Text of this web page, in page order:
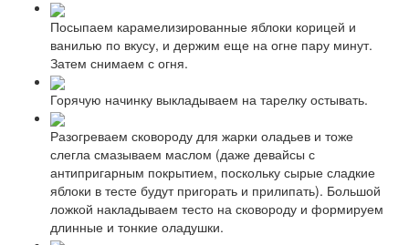
Посыпаем карамелизированные яблоки корицей и
ванилью по вкусу, и держим еще на огне пару минут.
Затем снимаем с огня.
Горячую начинку выкладываем на тарелку остывать.
Разогреваем сковороду для жарки оладьев и тоже
слегла смазываем маслом (даже девайсы с
антипригарным покрытием, поскольку сырые сладкие
яблоки в тесте будут пригорать и прилипать). Большой
ложкой накладываем тесто на сковороду и формируем
длинные и тонкие оладушки.